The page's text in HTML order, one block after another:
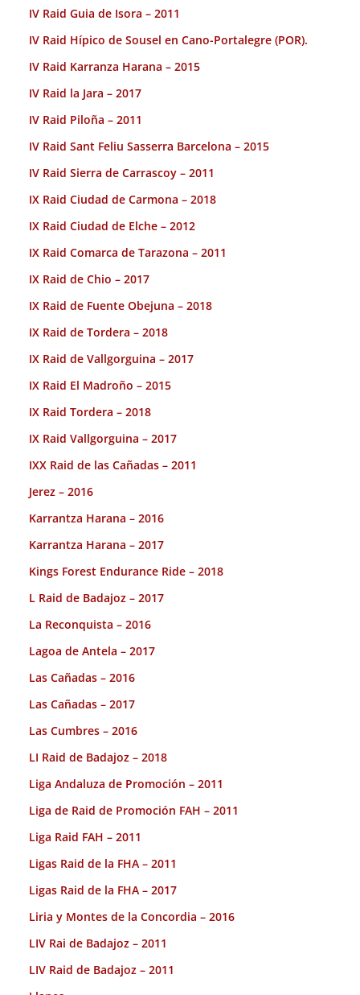
IV Raid Guia de Isora – 2011
IV Raid Hípico de Sousel en Cano-Portalegre (POR).
IV Raid Karranza Harana – 2015
IV Raid la Jara – 2017
IV Raid Piloña – 2011
IV Raid Sant Feliu Sasserra Barcelona – 2015
IV Raid Sierra de Carrascoy – 2011
IX Raid Ciudad de Carmona – 2018
IX Raid Ciudad de Elche – 2012
IX Raid Comarca de Tarazona – 2011
IX Raid de Chio – 2017
IX Raid de Fuente Obejuna – 2018
IX Raid de Tordera – 2018
IX Raid de Vallgorguina – 2017
IX Raid El Madroño – 2015
IX Raid Tordera – 2018
IX Raid Vallgorguina – 2017
IXX Raid de las Cañadas – 2011
Jerez – 2016
Karrantza Harana – 2016
Karrantza Harana – 2017
Kings Forest Endurance Ride – 2018
L Raid de Badajoz – 2017
La Reconquista – 2016
Lagoa de Antela – 2017
Las Cañadas – 2016
Las Cañadas – 2017
Las Cumbres – 2016
LI Raid de Badajoz – 2018
Liga Andaluza de Promoción – 2011
Liga de Raid de Promoción FAH – 2011
Liga Raid FAH – 2011
Ligas Raid de la FHA – 2011
Ligas Raid de la FHA – 2017
Liria y Montes de la Concordia – 2016
LIV Rai de Badajoz – 2011
LIV Raid de Badajoz – 2011